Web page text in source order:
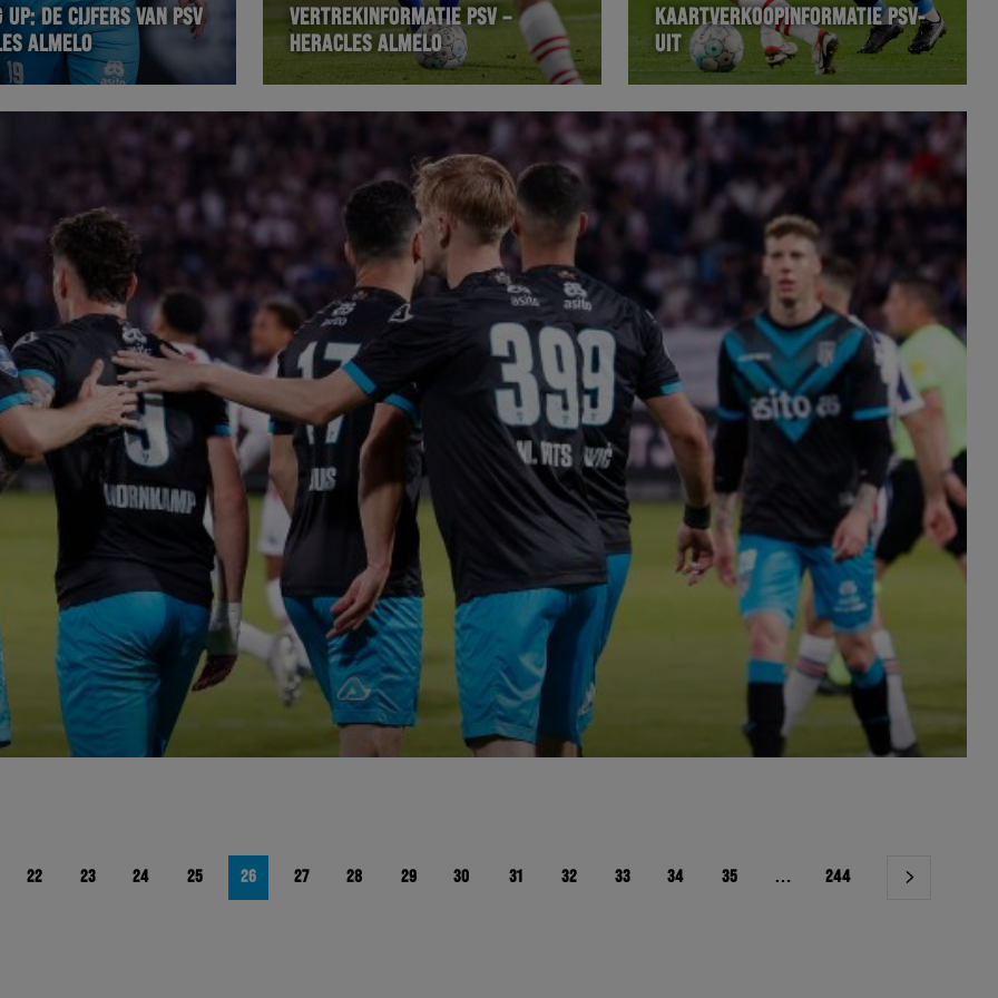
UP: DE CIJFERS VAN PSV
ALMELO
VERTREKINFORMATIE PSV –
HERACLES ALMELO
KAARTVERKOOPINFORMATIE PSV-
UIT
22 23 24 25 26 27 28 29 30 31 32 33 34 35 … 244